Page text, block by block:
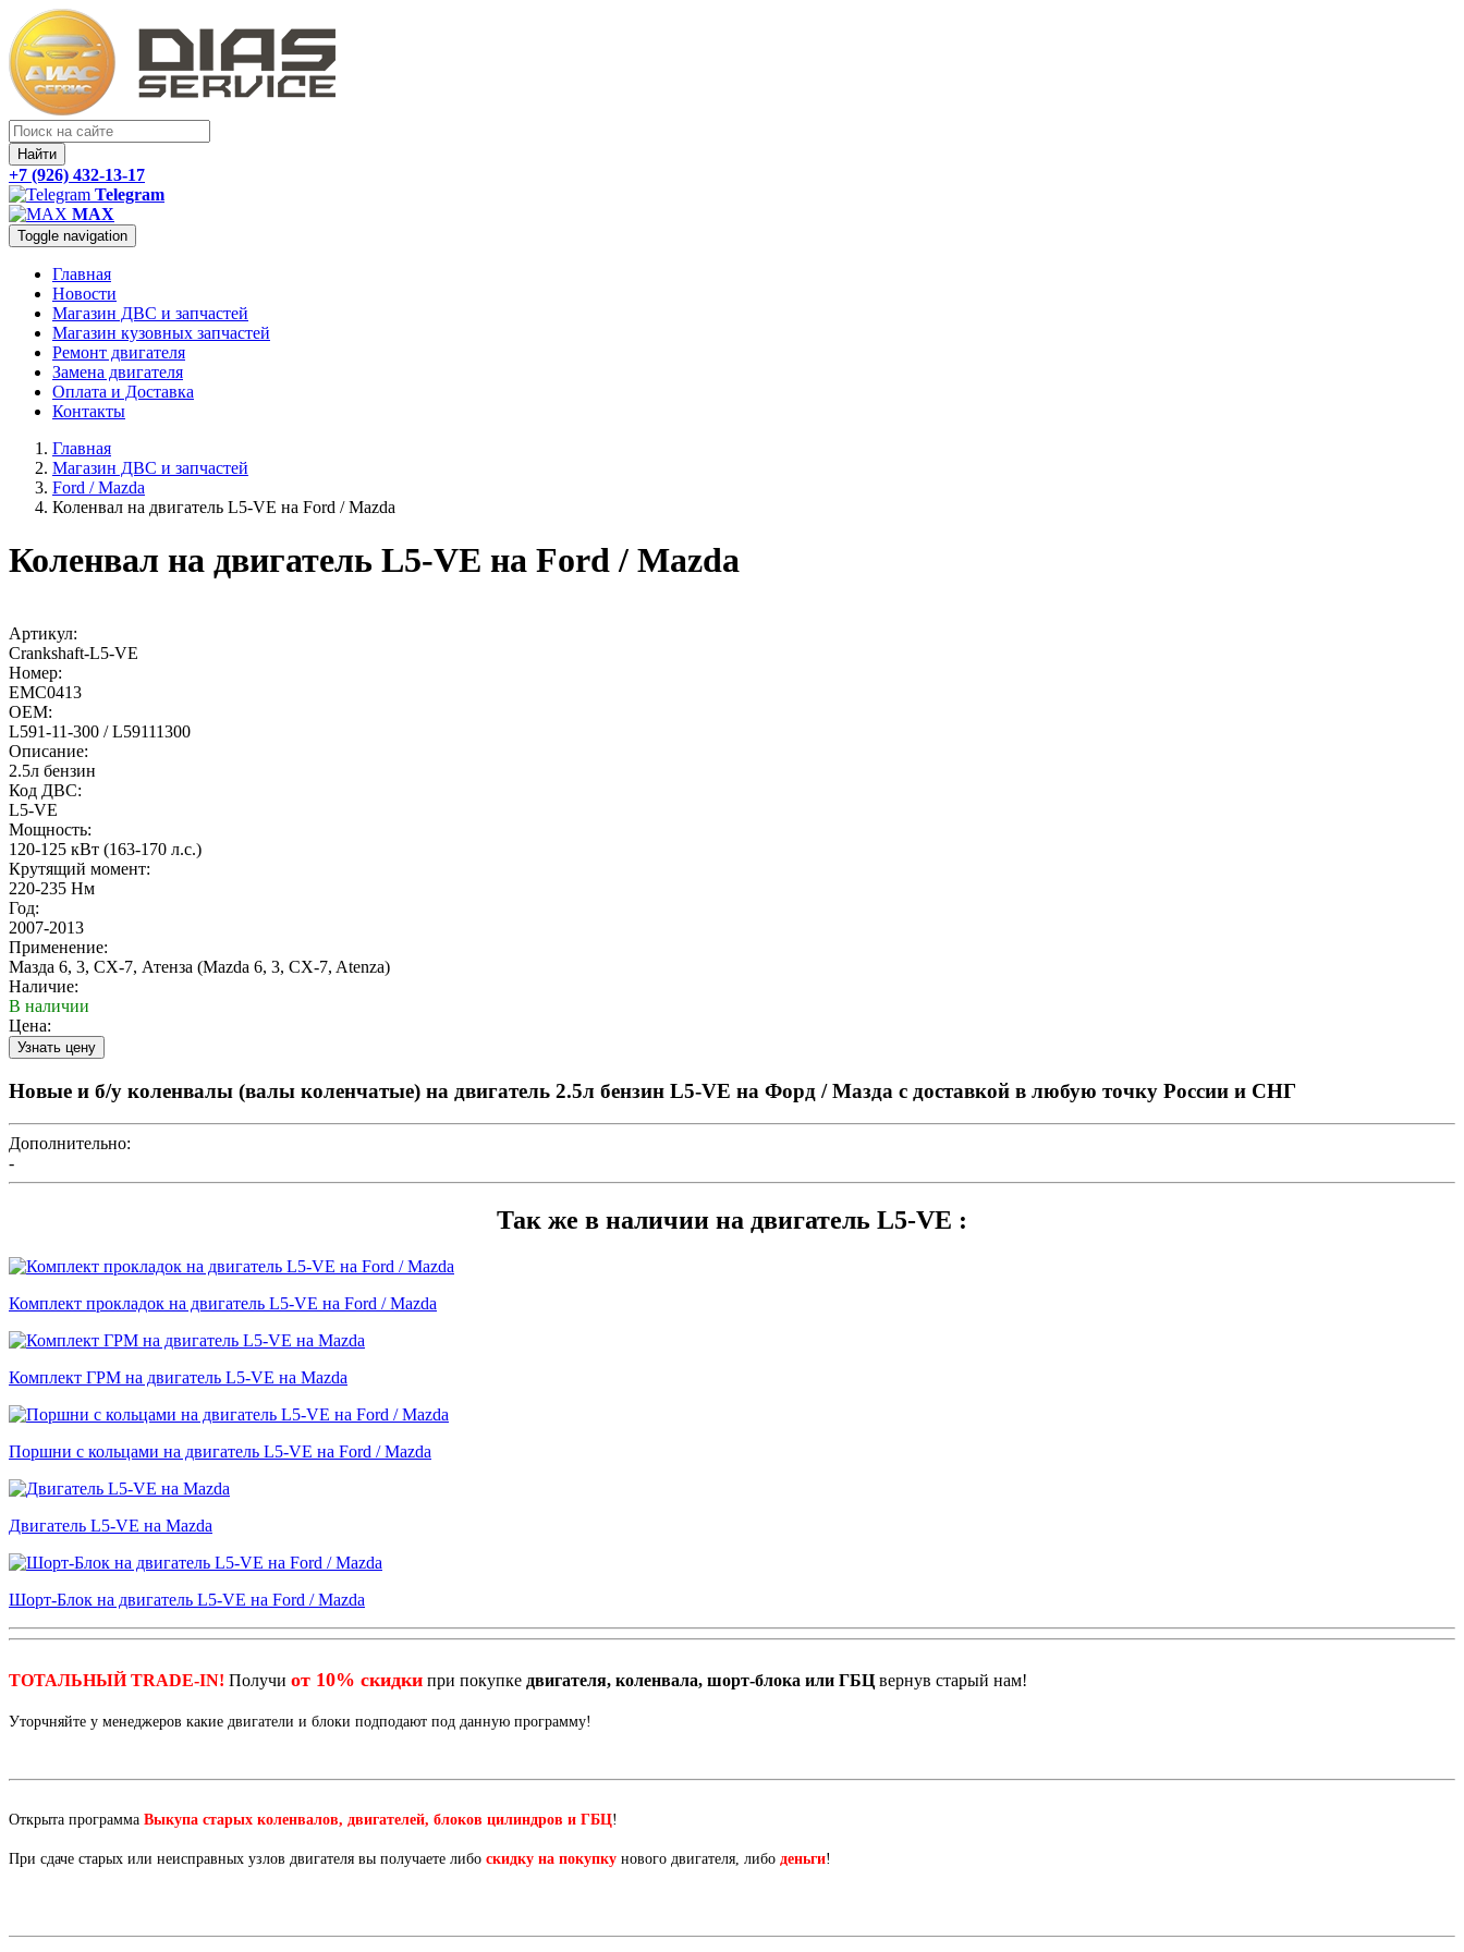
Найти
+7 (926) 432-13-17
Telegram
MAX
Toggle navigation
Главная
Новости
Магазин ДВС и запчастей
Магазин кузовных запчастей
Ремонт двигателя
Замена двигателя
Оплата и Доставка
Контакты
Главная
Магазин ДВС и запчастей
Ford / Mazda
Коленвал на двигатель L5-VE на Ford / Mazda
Коленвал на двигатель L5-VE на Ford / Mazda
Артикул:
Crankshaft-L5-VE
Номер:
EMC0413
OEM:
L591-11-300 / L59111300
Описание:
2.5л бензин
Код ДВС:
L5-VE
Мощность:
120-125 кВт (163-170 л.с.)
Крутящий момент:
220-235 Нм
Год:
2007-2013
Применение:
Мазда 6, 3, СХ-7, Атенза (Mazda 6, 3, CX-7, Atenza)
Наличие:
В наличии
Цена:
Новые и б/у коленвалы (валы коленчатые) на двигатель 2.5л бензин L5-VE на Форд / Мазда с доставкой в любую точку России и СНГ
Дополнительно:
-
Так же в наличии на двигатель L5-VE :
Комплект прокладок на двигатель L5-VE на Ford / Mazda
Комплект ГРМ на двигатель L5-VE на Mazda
Поршни с кольцами на двигатель L5-VE на Ford / Mazda
Двигатель L5-VE на Mazda
Шорт-Блок на двигатель L5-VE на Ford / Mazda
ТОТАЛЬНЫЙ TRADE-IN! Получи от 10% скидки при покупке двигателя, коленвала, шорт-блока или ГБЦ вернув старый нам!
Уторчняйте у менеджеров какие двигатели и блоки подподают под данную программу!
Открыта программа Выкупа старых коленвалов, двигателей, блоков цилиндров и ГБЦ!
При сдаче старых или неисправных узлов двигателя вы получаете либо скидку на покупку нового двигателя, либо деньги!